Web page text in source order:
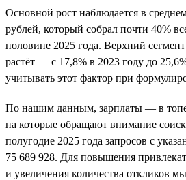
Основной рост наблюдается в
рублей, который собрал почти 40%
половине 2025 года. Верхний
растёт — с 17,8% в 2023 году до
учитывать этот фактор при
По нашим данным, зарплаты — в
на которые обращают внимание
полугодие 2025 года запросов с
75 689 928. Для повышения
и увеличения количества откликов